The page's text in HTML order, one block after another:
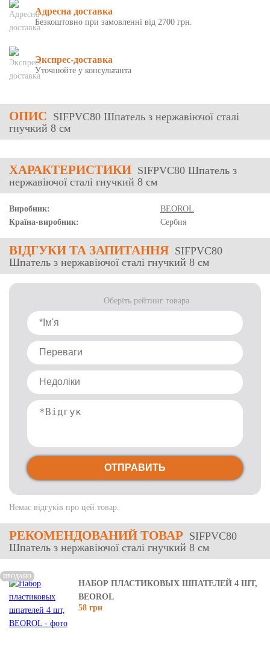
Адресна доставка
Безкоштовно при замовленні від 2700 грн.
Экспрес-доставка
Уточнюйте у консультанта
ОПИС SIFPVC80 Шпатель з нержавіючої сталі
гнучкий 8 см
ХАРАКТЕРИСТИКИ SIFPVC80 Шпатель з
нержавіючої сталі гнучкий 8 см
Виробник:
BEOROL
Країна-виробник:
Сербия
ВІДГУКИ ТА ЗАПИТАННЯ SIFPVC80
Шпатель з нержавіючої сталі гнучкий 8 см
Немає відгуків про цей товар.
Оберіть рейтинг товара
ОТПРАВИТЬ
РЕКОМЕНДОВАНИЙ ТОВАР SIFPVC80
Шпатель з нержавіючої сталі гнучкий 8 см
НАБОР ПЛАСТИКОВЫХ ШПАТЕЛЕЙ 4 ШТ,
BEOROL
58 грн
ПРОДАНО